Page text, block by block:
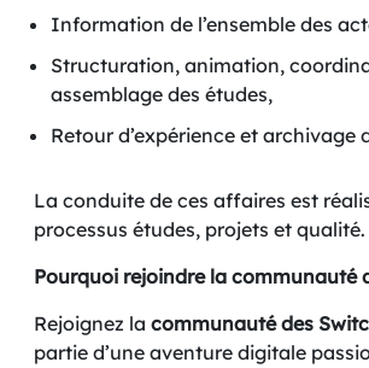
Information de l’ensemble des
Structuration, animation,
assemblage des études,
Retour d’expérience et archivage
La conduite de ces affaires est
processus études, projets et qualité.
Pourquoi rejoindre la communauté
Rejoignez la communauté des
partie d’une aventure digitale